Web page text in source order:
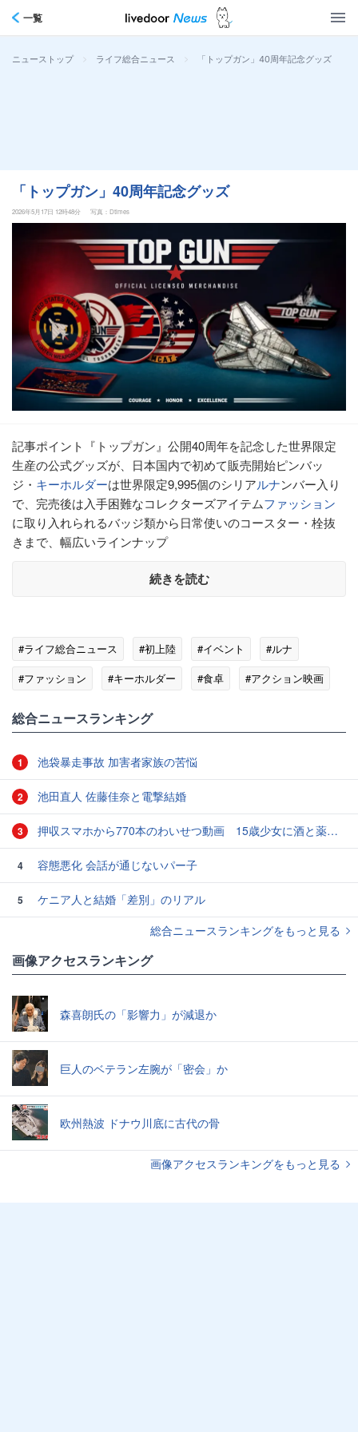
一覧
ニューストップ > ライフ総合ニュース > 「トップガン」40周年記念グッズ
「トップガン」40周年記念グッズ
2026年5月17日 12時48分 写真：Dtimes
記事ポイント『トップガン』公開40周年を記念した世界限定
生産の公式グッズが、日本国内で初めて販売開始ピンバッ
ジ・ キーホルダーは世界限定9,995個のシリアルナンバー入り
で、完売後は入手困難なコレクターズアイテムファッション
に取り入れられるバッジ類から日常使いのコースター・栓抜
きまで、幅広いラインナップ
続きを読む
#ライフ総合ニュース #初上陸 #イベント
#ルナ
#ファッション
#キーホルダー #食卓 #アクション映画
総合ニュースランキング
1 池袋暴走事故 加害者家族の苦悩
2 池田直人 佐藤佳奈と電撃結婚
3 押収スマホから770本のわいせつ動画 15歳少女に酒と薬飲ませ性的暴行か 54歳男を再逮捕 「薬もありますよ」とSNSで誘い出し
4 容態悪化 会話が通じないパー子
5
ケニア人と結婚「差別」のリアル
総合ニュースランキングをもっと見る
画像アクセスランキング
森喜朗氏の「影響力」が減退か
巨人のベテラン左腕が「密会」か
欧州熱波 ドナウ川底に古代の骨
画像アクセスランキングをもっと見る